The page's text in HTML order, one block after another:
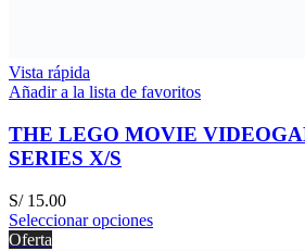
Vista rápida
Añadir a la lista de favoritos
THE LEGO MOVIE
SERIES X/S
S/15.00
Seleccionar opciones
Oferta